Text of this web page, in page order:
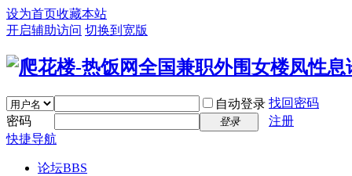
设为首页收藏本站
开启辅助访问 切换到宽版
自动登录 找回密码
密码
登录
注册
快捷导航
论坛BBS